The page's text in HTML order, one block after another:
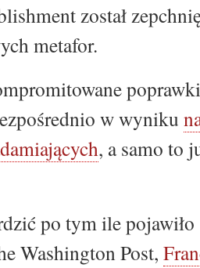
został
metafor.
w wyniku
, a samo to
po tym ile
Washington Post,